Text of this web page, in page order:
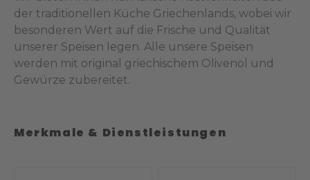
der traditionellen Küche Griechenlands, wobei wir
besonderen Wert auf die Frische und Qualität
unserer Speisen legen. Alle unsere Speisen
werden mit original griechischem Olivenöl und
Gewürze zubereitet.
Merkmale & Dienstleistungen